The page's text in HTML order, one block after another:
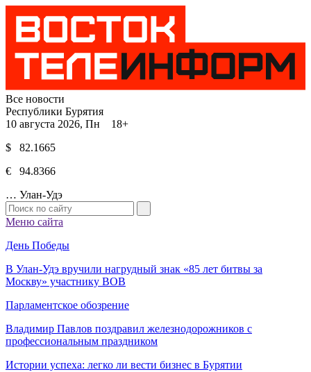
Все новости
Республики Бурятия
10 августа 2026, Пн 18+
$ 82.1665
€ 94.8366
… Улан-Удэ
Меню сайта
День Победы
В Улан-Удэ вручили нагрудный знак «85 лет битвы за
Москву» участнику ВОВ
Парламентское обозрение
Владимир Павлов поздравил железнодорожников с
профессиональным праздником
Истории успеха: легко ли вести бизнес в Бурятии